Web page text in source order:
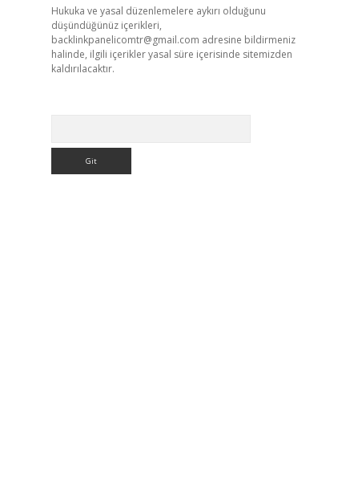
Hukuka ve yasal düzenlemelere aykırı olduğunu
düşündüğünüz içerikleri,
backlinkpanelicomtr@gmail.com adresine bildirmeniz
halinde, ilgili içerikler yasal süre içerisinde sitemizden
kaldırılacaktır.